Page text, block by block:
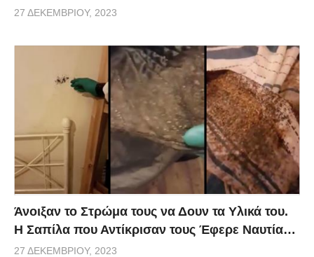
27 ΔΕΚΕΜΒΡΊΟΥ, 2023
Άνοιξαν το Στρώμα τους να Δουν τα Υλικά του.
Η Σαπίλα που Αντίκρισαν τους Έφερε Ναυτία…
27 ΔΕΚΕΜΒΡΊΟΥ, 2023